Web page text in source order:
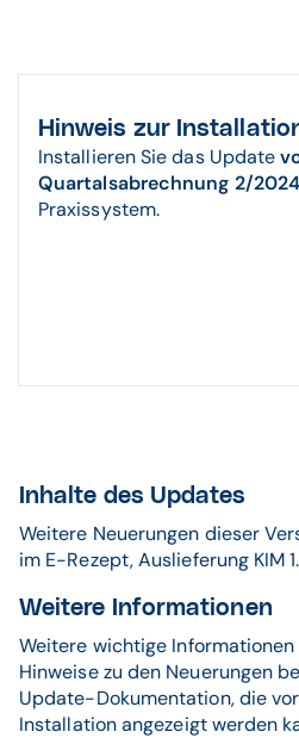
Hinweis zur
Installieren Sie das Update
Quartalsabrechnung 2/2024
Praxissystem.
Inhalte des Updates
Weitere Neuerungen dieser
im E-Rezept, Auslieferung KIM
Weitere Informationen
Weitere wichtige
Hinweise zu den Neuerungen
Update-Dokumentation, die
Installation angezeigt werden